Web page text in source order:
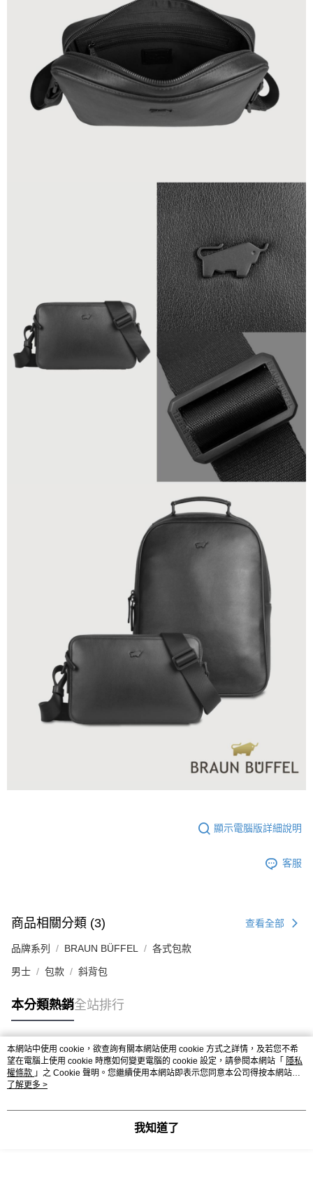
顯示電腦版詳細說明
客服
商品相關分類 (3) 查看全部
品牌系列 BRAUN BÜFFEL 各式包款
男士 包款 斜背包
本分類熱銷全站排行
熱門標籤
本網站中使用 cookie，欲查詢有關本網站使用 cookie 方式之詳情，及若您不希
望在電腦上使用 cookie 時應如何變更電腦的 cookie 設定，請參閱本網站「 隱私
權條款 」之 Cookie 聲明。您繼續使用本網站即表示您同意本公司得按本網站使
用條款之 Cookie 聲明使用 cookie。
了解更多 >
我知道了